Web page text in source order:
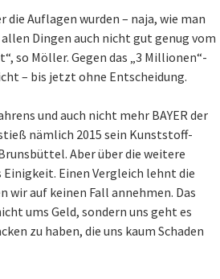
die Auflagen wurden – naja, wie man
Dingen auch nicht gut genug vom
so Möller. Gegen das „3 Millionen“-
– bis jetzt ohne Entscheidung.
und auch nicht mehr BAYER der
nämlich 2015 sein Kunststoff-
Aber über die weitere
Einen Vergleich lehnt die
wir auf keinen Fall annehmen. Das
ums Geld, sondern uns geht es
zu haben, die uns kaum Schaden